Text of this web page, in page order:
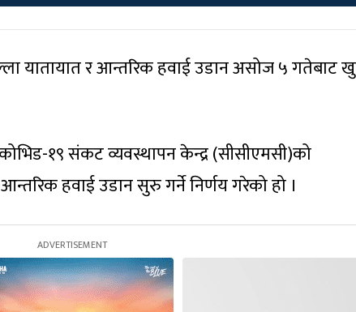
यातायात र आन्तरिक हवाई उडान असोज ५ गतेबाट
१९ संकट व्यवस्थापन केन्द्र (सीसीएमसी)को
हवाई उडान सुरु गर्ने निर्णय गरेको हो ।